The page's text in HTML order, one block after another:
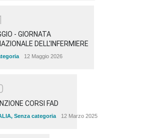
- GIORNATA
DELL'INFERMIERE
12 Maggio 2026
CORSI FAD
, Senza categoria 12 Marzo 2025